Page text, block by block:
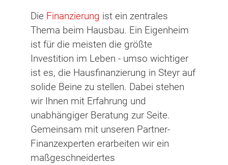
Die Finanzierung ist ein zentrales
Thema beim Hausbau. Ein Eigenheim
ist für die meisten die größte
Investition im Leben - umso wichtiger
ist es, die Hausfinanzierung in Steyr auf
solide Beine zu stellen. Dabei stehen
wir Ihnen mit Erfahrung und
unabhängiger Beratung zur Seite.
Gemeinsam mit unseren Partner-
Finanzexperten erarbeiten wir ein
maßgeschneidertes